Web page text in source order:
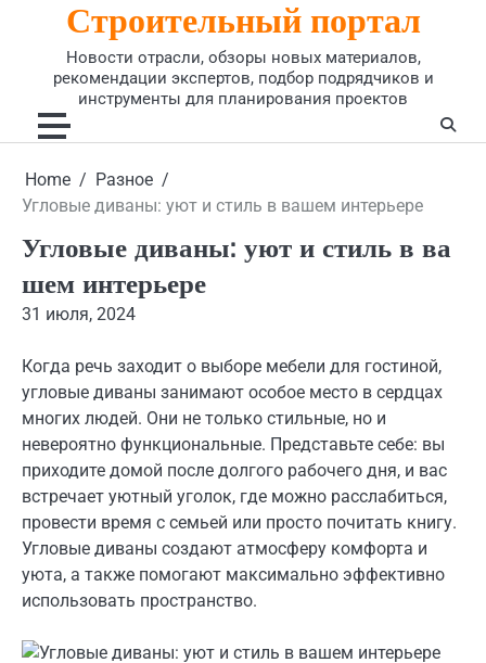
Строительный портал
Новости отрасли, обзоры новых материалов,
рекомендации экспертов, подбор подрядчиков и
инструменты для планирования проектов
Home
Разное
Угловые диваны: уют и стиль в вашем интерьере
Угловые диваны: уют и стиль в ва
шем интерьере
31 июля, 2024
Когда речь заходит о выборе мебели для гостиной,
угловые диваны занимают особое место в сердцах
многих людей. Они не только стильные, но и
невероятно функциональные. Представьте себе: вы
приходите домой после долгого рабочего дня, и вас
встречает уютный уголок, где можно расслабиться,
провести время с семьей или просто почитать книгу.
Угловые диваны создают атмосферу комфорта и
уюта, а также помогают максимально эффективно
использовать пространство.